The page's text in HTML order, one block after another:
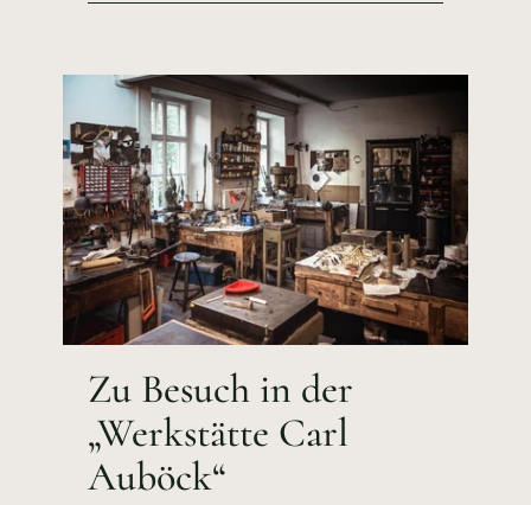
Zu Besuch in der
„Werkstätte Carl
Auböck“